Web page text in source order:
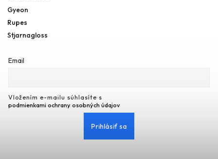
Gyeon
Rupes
Stjarnagloss
Email
Vložením e-mailu súhlasíte s
podmienkami ochrany osobných údajov
Prihlásiť sa